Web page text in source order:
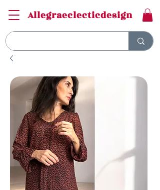
Allegraeclecticdesign